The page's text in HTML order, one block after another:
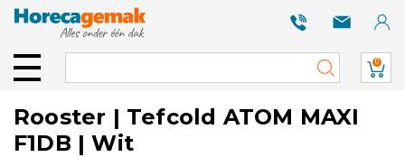
0
Rooster | Tefcold ATOM MAXI
F1DB | Wit